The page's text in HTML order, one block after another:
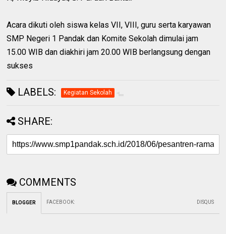
Acara dikuti oleh siswa kelas VII, VIII, guru serta karyawan
SMP Negeri 1 Pandak dan Komite Sekolah dimulai jam
15.00 WIB dan diakhiri jam 20.00 WIB berlangsung dengan
sukses
LABELS: Kegiatan Sekolah
SHARE:
COMMENTS
BLOGGER FACEBOOK: DISQUS